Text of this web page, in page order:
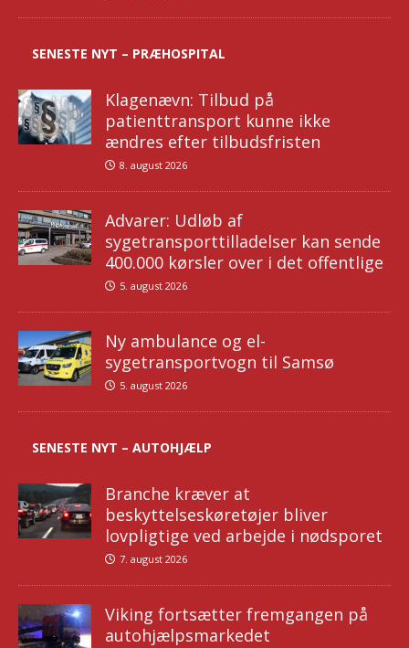
SENESTE NYT – PRÆHOSPITAL
Klagenævn: Tilbud på
patienttransport kunne ikke
ændres efter tilbudsfristen
8. august 2026
Advarer: Udløb af
sygetransporttilladelser kan sende
400.000 kørsler over i det offentlige
5. august 2026
Ny ambulance og el-
sygetransportvogn til Samsø
5. august 2026
SENESTE NYT – AUTOHJÆLP
Branche kræver at
beskyttelseskøretøjer bliver
lovpligtige ved arbejde i nødsporet
7. august 2026
Viking fortsætter fremgangen på
autohjælpsmarkedet